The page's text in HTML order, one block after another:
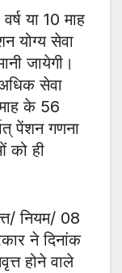
या 10 माह
योग्य सेवा
जायेगी।
सेवा
के 56
पेंशन गणना
को ही
नियम/ 08
ने दिनांक
होने वाले